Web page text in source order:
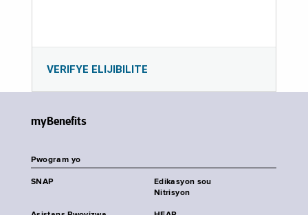
VERIFYE ELIJIBILITE
myBenefits
Pwogram yo
SNAP
Edikasyon sou
Nitrisyon